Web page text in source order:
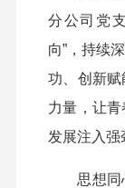
分公司党
向”，持续
功、创新
力量，让
发展注入强
思想同心